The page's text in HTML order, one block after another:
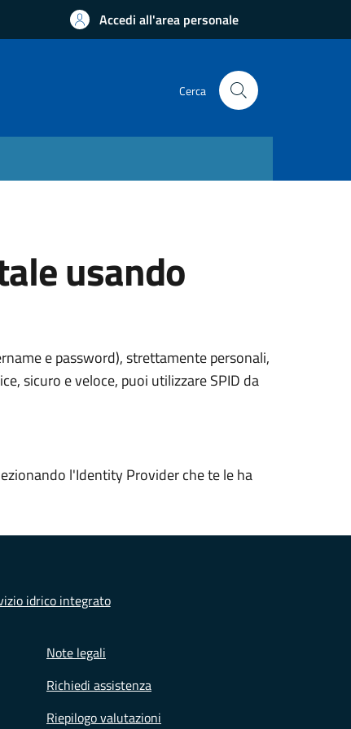
Accedi all'area personale
Cerca
usando
e password), strettamente personali,
sicuro e veloce, puoi utilizzare SPID da
l'Identity Provider che te le ha
idrico integrato
Note legali
Richiedi assistenza
Riepilogo valutazioni